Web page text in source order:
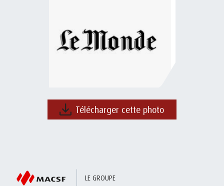
Télécharger cette photo
LE GROUPE